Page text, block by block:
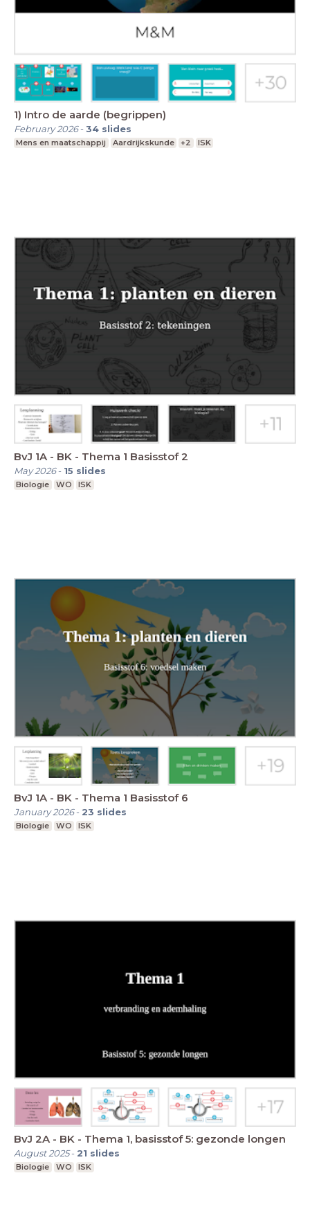
1) Intro de aarde (begrippen)
February 2026-34 slides
Mens en maatschappij Aardrijkskunde +2 ISK
BvJ 1A - BK - Thema 1 Basisstof 2
May 2026- 15 slides
Biologie WO ISK
BvJ 1A - BK - Thema 1 Basisstof 6
January 2026- 23 slides
Biologie WO ISK
BvJ 2A - BK - Thema 1, basisstof 5: gezonde longen
August 2025- 21 slides
Biologie WO ISK